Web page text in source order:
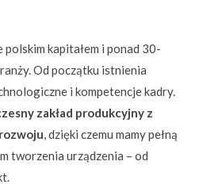
polskim kapitałem i ponad 30-
Od początku istnienia
i kompetencje kadry.
zakład produkcyjny z
, dzięki czemu mamy pełną
tworzenia urządzenia – od